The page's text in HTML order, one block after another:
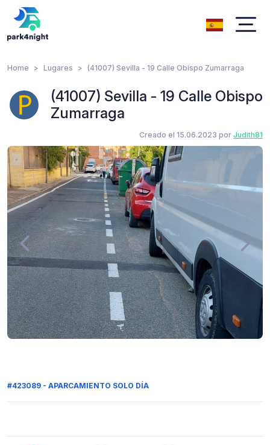
Home Lugares (41007) Sevilla - 19 Calle Obispo Zumarraga
(41007) Sevilla - 19 Calle Obispo
Zumarraga
Creado el 15.06.2023 por Judith81
#423089 - APARCAMIENTO SOLO DÍA